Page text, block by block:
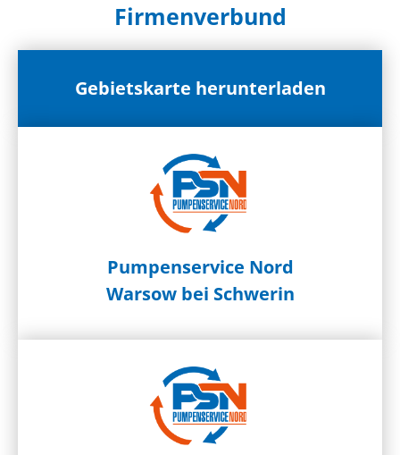
Firmenverbund
Gebietskarte herunterladen
Pumpenservice Nord
Warsow bei Schwerin